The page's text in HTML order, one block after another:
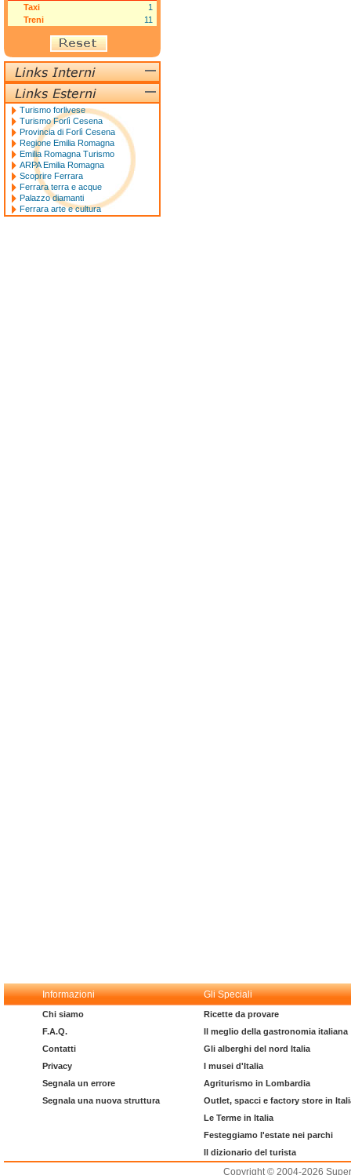
Taxi
1
Treni
11
Turismo forlivese
Turismo Forlì Cesena
Provincia di Forlì Cesena
Regione Emilia Romagna
Emilia Romagna Turismo
ARPA Emilia Romagna
Scoprire Ferrara
Ferrara terra e acque
Palazzo diamanti
Ferrara arte e cultura
Informazioni Gli Speciali
Chi siamo
F.A.Q.
Contatti
Privacy
Segnala un errore
Segnala una nuova struttura
Ricette da provare
Il meglio della gastronomia italiana
Gli alberghi del nord Italia
I musei d'Italia
Agriturismo in Lombardia
Outlet, spacci e factory store in
Le Terme in Italia
Festeggiamo l'estate nei parchi
Il dizionario del turista
Copyright © 2004-2026